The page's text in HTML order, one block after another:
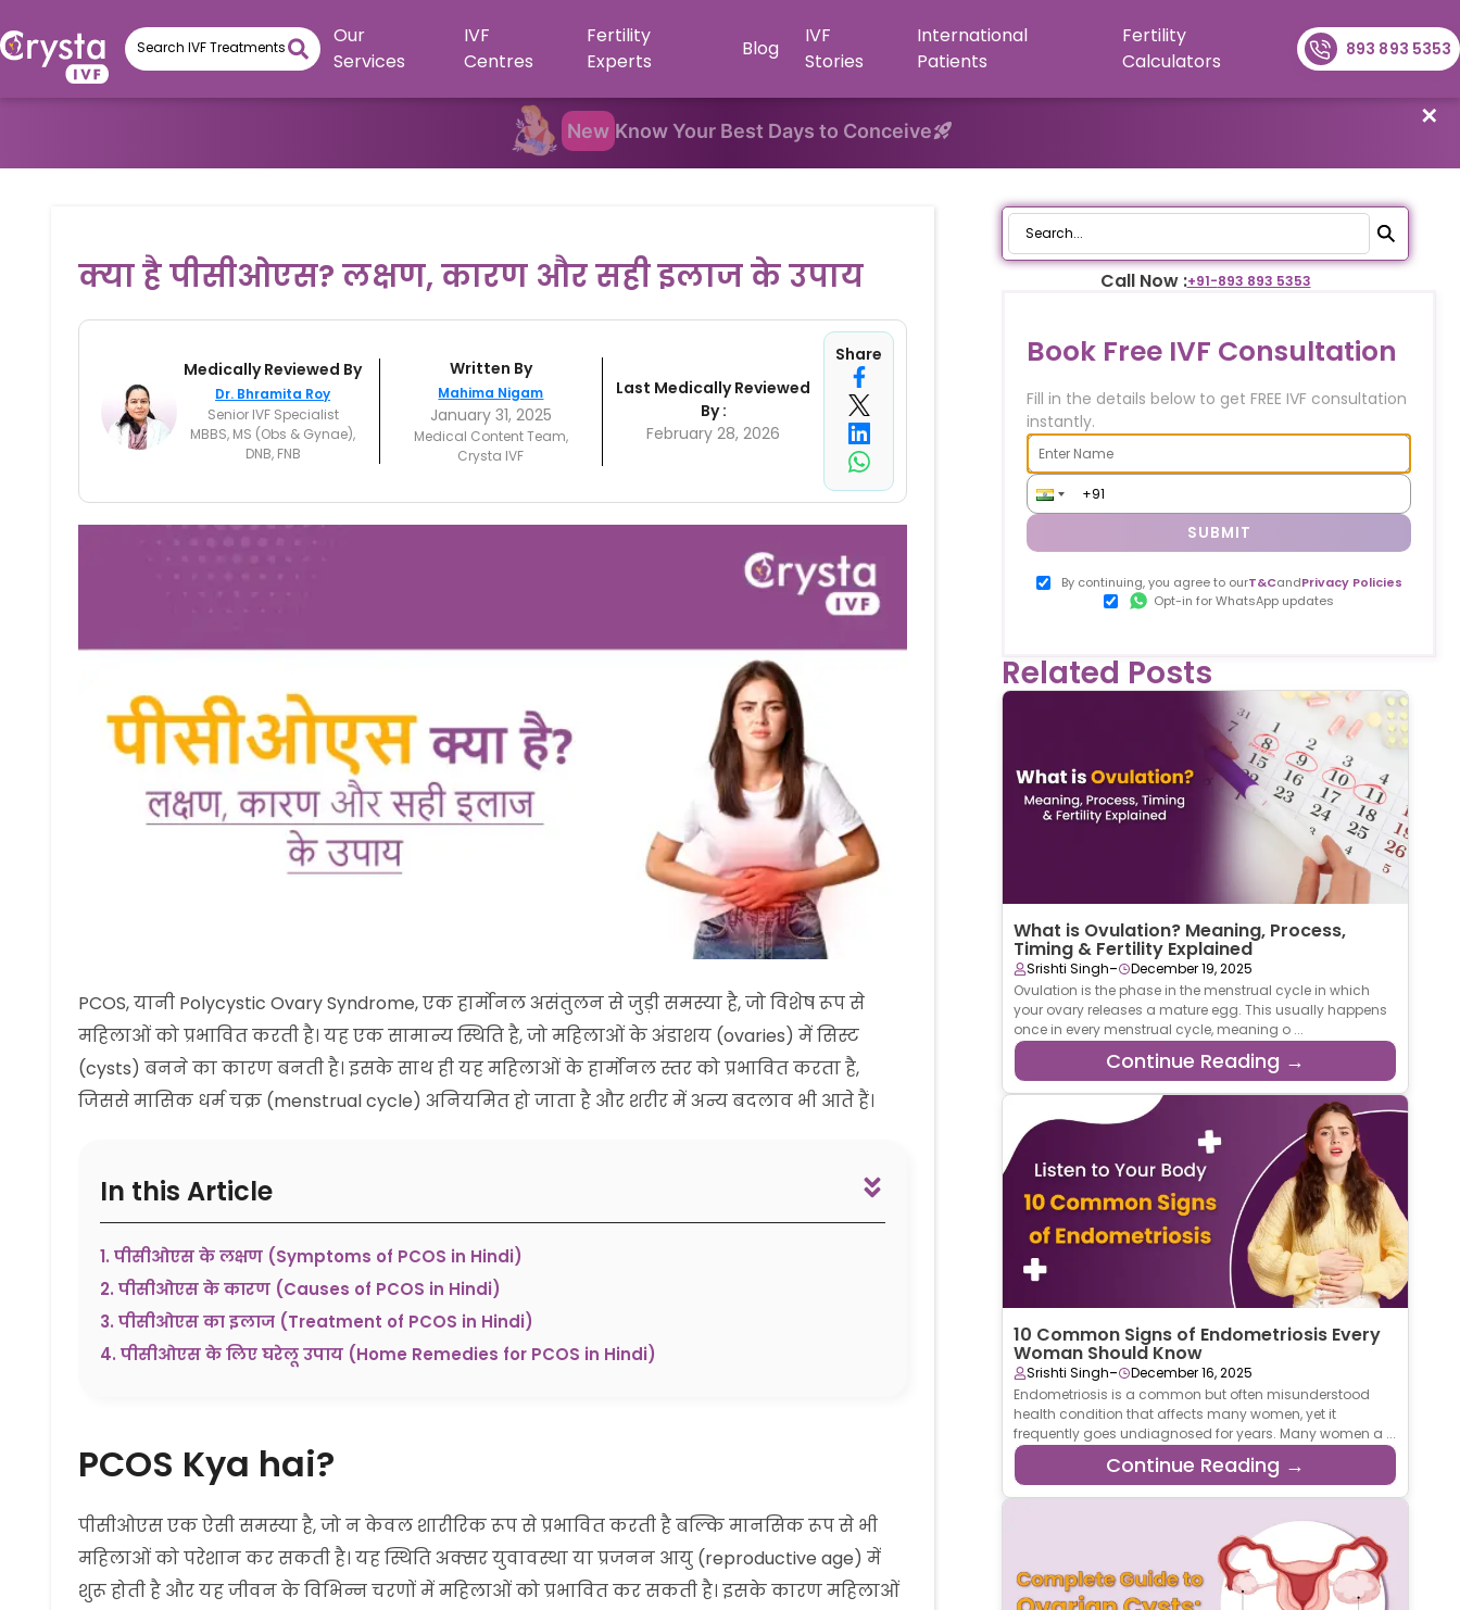
New Know Your Best Days to Conceive
✕
Our
Services
IVF
Centres
Fertility
Experts
Blog
IVF
Stories
International
Patients
Fertility
Calculators
893 893 5353
क्या है पीसीओएस? लक्षण, कारण और सही इलाज के उपाय
Medically Reviewed By
Dr. Bhramita Roy
Senior IVF Specialist
MBBS, MS (Obs & Gynae),
DNB, FNB
Written By
Mahima Nigam
January 31, 2025
Medical Content Team,
Crysta IVF
Last Medically Reviewed
By :
February 28, 2026
Share
PCOS, यानी Polycystic Ovary Syndrome, एक हार्मोनल असंतुलन से जुड़ी समस्या है, जो विशेष रूप से
महिलाओं को प्रभावित करती है। यह एक सामान्य स्थिति है, जो महिलाओं के अंडाशय (ovaries) में सिस्ट
(cysts) बनने का कारण बनती है। इसके साथ ही यह महिलाओं के हार्मोनल स्तर को प्रभावित करता है,
जिससे मासिक धर्म चक्र (menstrual cycle) अनियमित हो जाता है और शरीर में अन्य बदलाव भी आते हैं।
In this Article
1. पीसीओएस के लक्षण (Symptoms of PCOS in Hindi)
2. पीसीओएस के कारण (Causes of PCOS in Hindi)
3. पीसीओएस का इलाज (Treatment of PCOS in Hindi)
4. पीसीओएस के लिए घरेलू उपाय (Home Remedies for PCOS in Hindi)
PCOS Kya hai?
पीसीओएस एक ऐसी समस्या है, जो न केवल शारीरिक रूप से प्रभावित करती है बल्कि मानसिक रूप से भी
महिलाओं को परेशान कर सकती है। यह स्थिति अक्सर युवावस्था या प्रजनन आयु (reproductive age) में
शुरू होती है और यह जीवन के विभिन्न चरणों में महिलाओं को प्रभावित कर सकती है। इसके कारण महिलाओं
Call Now :+91-893 893 5353
Book Free IVF Consultation
Fill in the details below to get FREE IVF consultation
instantly.
SUBMIT
By continuing, you agree to ourT&CandPrivacy Policies
Opt-in for WhatsApp updates
Related Posts
What is Ovulation? Meaning, Process,
Timing & Fertility Explained
Srishti Singh-
December 19, 2025
Ovulation is the phase in the menstrual cycle in which
your ovary releases a mature egg. This usually happens
once in every menstrual cycle, meaning o ...
Continue Reading →
10 Common Signs of Endometriosis Every
Woman Should Know
Srishti Singh-
December 16, 2025
Endometriosis is a common but often misunderstood
health condition that affects many women, yet it
frequently goes undiagnosed for years. Many women a ...
Continue Reading →